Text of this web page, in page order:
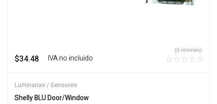
$34.48 ‎ ‎ ‎ IVA no incluido
(0 reviews)
Luminarias / Sensores
Shelly BLU Door/Window